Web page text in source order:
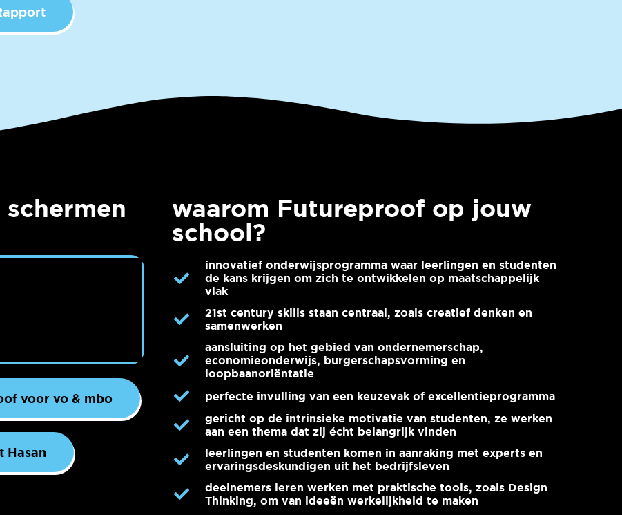
voor vo & mbo
Hasan
waarom Futureproof op jouw
school?
innovatief onderwijsprogramma waar leerlingen en studenten
de kans krijgen om zich te ontwikkelen op maatschappelijk
vlak
21st century skills staan centraal, zoals creatief denken en
samenwerken
aansluiting op het gebied van ondernemerschap,
economieonderwijs, burgerschapsvorming en
loopbaanoriëntatie
perfecte invulling van een keuzevak of excellentieprogramma
gericht op de intrinsieke motivatie van studenten, ze werken
aan een thema dat zij écht belangrijk vinden
leerlingen en studenten komen in aanraking met experts en
ervaringsdeskundigen uit het bedrijfsleven
deelnemers leren werken met praktische tools, zoals Design
Thinking, om van ideeën werkelijkheid te maken